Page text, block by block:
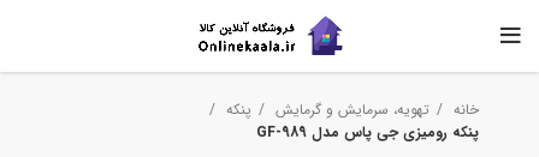
خانه تهویه، سرمایش و گرمایش
پنکه
پنکه رومیزی جی پاس مدل GF-989